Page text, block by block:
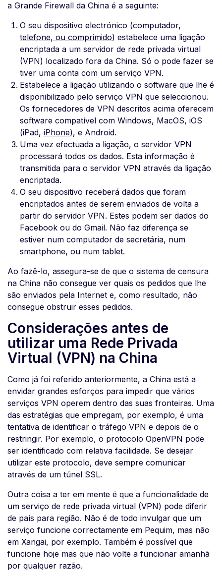
a Grande Firewall da China é a seguinte:
O seu dispositivo electrónico (computador,
telefone, ou comprimido) estabelece uma ligação
encriptada a um servidor de rede privada virtual
(VPN) localizado fora da China. Só o pode fazer se
tiver uma conta com um serviço VPN.
Estabelece a ligação utilizando o software que lhe é
disponibilizado pelo serviço VPN que seleccionou.
Os fornecedores de VPN descritos acima oferecem
software compatível com Windows, MacOS, iOS
(iPad, iPhone), e Android.
Uma vez efectuada a ligação, o servidor VPN
processará todos os dados. Esta informação é
transmitida para o servidor VPN através da ligação
encriptada.
O seu dispositivo receberá dados que foram
encriptados antes de serem enviados de volta a
partir do servidor VPN. Estes podem ser dados do
Facebook ou do Gmail. Não faz diferença se
estiver num computador de secretária, num
smartphone, ou num tablet.
Ao fazê-lo, assegura-se de que o sistema de censura
na China não consegue ver quais os pedidos que lhe
são enviados pela Internet e, como resultado, não
consegue obstruir esses pedidos.
Considerações antes de
utilizar uma Rede Privada
Virtual (VPN) na China
Como já foi referido anteriormente, a China está a
envidar grandes esforços para impedir que vários
serviços VPN operem dentro das suas fronteiras. Uma
das estratégias que empregam, por exemplo, é uma
tentativa de identificar o tráfego VPN e depois de o
restringir. Por exemplo, o protocolo OpenVPN pode
ser identificado com relativa facilidade. Se desejar
utilizar este protocolo, deve sempre comunicar
através de um túnel SSL.
Outra coisa a ter em mente é que a funcionalidade de
um serviço de rede privada virtual (VPN) pode diferir
de país para região. Não é de todo invulgar que um
serviço funcione correctamente em Pequim, mas não
em Xangai, por exemplo. Também é possível que
funcione hoje mas que não volte a funcionar amanhã
por qualquer razão.